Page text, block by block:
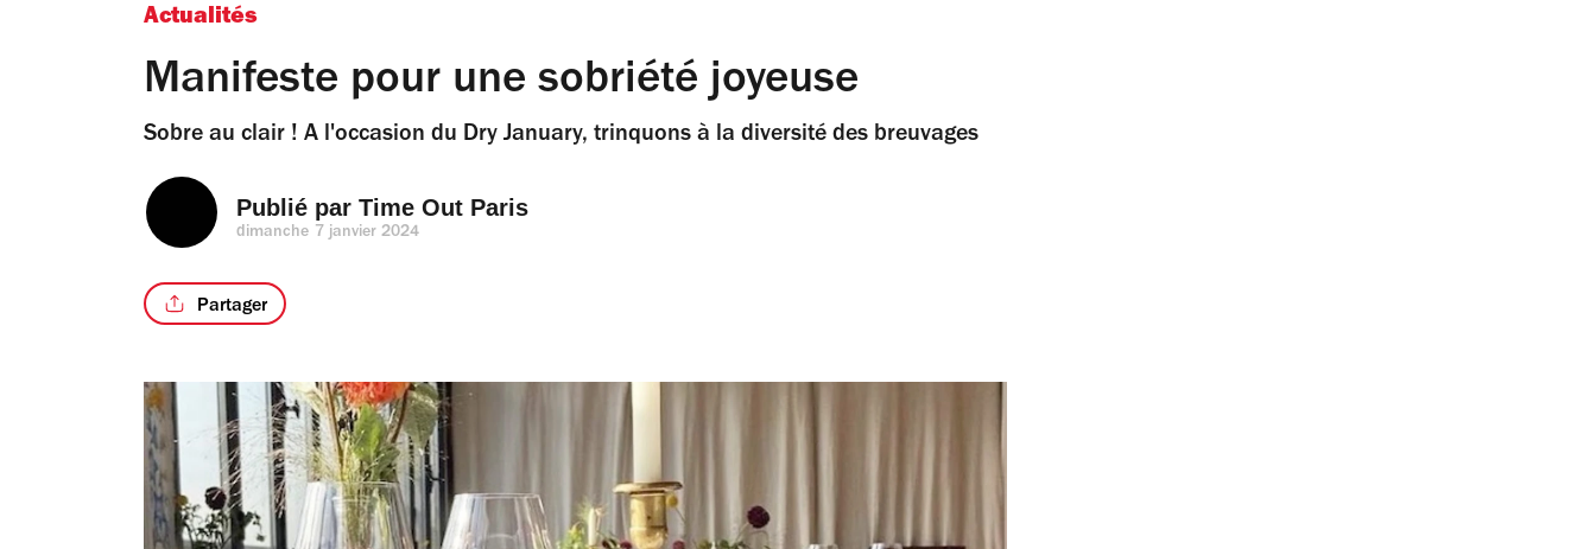
Actualités
Manifeste pour une sobriété joyeuse
Sobre au clair ! A l'occasion du Dry January, trinquons à la diversité des breuvages
Publié par Time Out Paris
dimanche 7 janvier 2024
Partager